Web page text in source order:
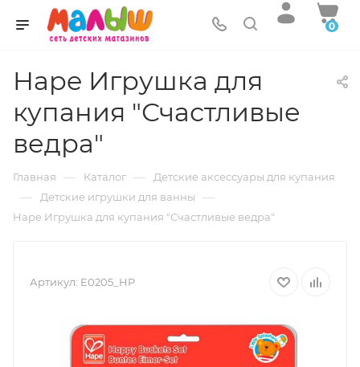
0
Hape Игрушка для
купания "Счастливые
ведра"
Главная — Каталог — Детские аксессуары для купания
— Детские игрушки для ванны —
Hape Игрушка для купания "Счастливые ведра"
Артикул: E0205_HP